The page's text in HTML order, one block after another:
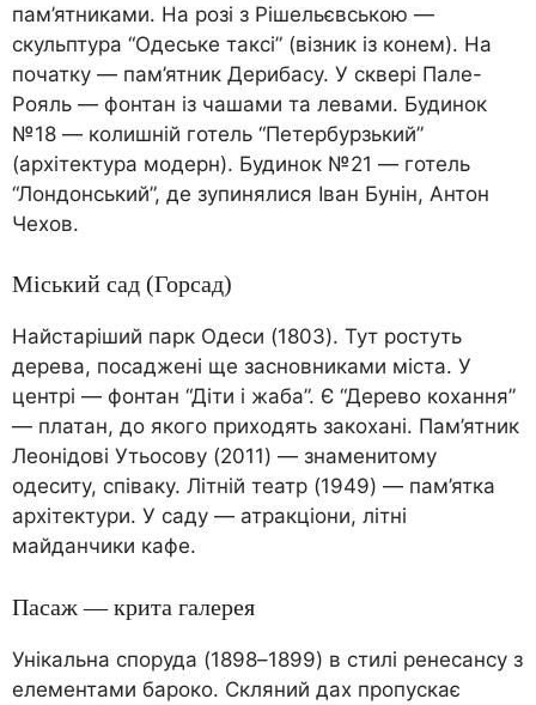
пам’ятниками. На розі з Рішельєвською —
скульптура “Одеське таксі” (візник із конем). На
початку — пам’ятник Дерибасу. У сквері Пале-
Рояль — фонтан із чашами та левами. Будинок
№18 — колишній готель “Петербурзький”
(архітектура модерн). Будинок №21 — готель
“Лондонський”, де зупинялися Іван Бунін, Антон
Чехов.
Міський сад (Горсад)
Найстаріший парк Одеси (1803). Тут ростуть
дерева, посаджені ще засновниками міста. У
центрі — фонтан “Діти і жаба”. Є “Дерево кохання”
— платан, до якого приходять закохані. Пам’ятник
Леонідові Утьосову (2011) — знаменитому
одеситу, співаку. Літній театр (1949) — пам’ятка
архітектури. У саду — атракціони, літні
майданчики кафе.
Пасаж — крита галерея
Унікальна споруда (1898–1899) в стилі ренесансу з
елементами бароко. Скляний дах пропускає